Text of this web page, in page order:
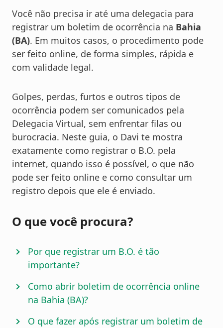
Você não precisa ir até uma delegacia para
registrar um boletim de ocorrência na Bahia
(BA). Em muitos casos, o procedimento pode
ser feito online, de forma simples, rápida e
com validade legal.
Golpes, perdas, furtos e outros tipos de
ocorrência podem ser comunicados pela
Delegacia Virtual, sem enfrentar filas ou
burocracia. Neste guia, o Davi te mostra
exatamente como registrar o B.O. pela
internet, quando isso é possível, o que não
pode ser feito online e como consultar um
registro depois que ele é enviado.
O que você procura?
Por que registrar um B.O. é tão
importante?
Como abrir boletim de ocorrência online
na Bahia (BA)?
O que fazer após registrar um boletim de